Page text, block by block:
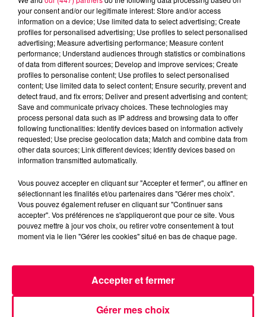
excès de plomb
Du plomb a été détecté dans deux assiettes en
céramique vendues entre 2020 et 2022 par Linvosges.
3 août 2026
PRÉVIFEUX : "il faut avoir une culture du risque"
your consent and/or our legitimate interest: Store and/or access
information on a device; Use limited data to select advertising; Create
profiles for personalised advertising; Use profiles to select personalised
advertising; Measure advertising performance; Measure content
performance; Understand audiences through statistics or combinations
of data from different sources; Develop and improve services; Create
profiles to personalise content; Use profiles to select personalised
content; Use limited data to select content; Ensure security, prevent and
detect fraud, and fix errors; Deliver and present advertising and content;
Save and communicate privacy choices. These technologies may
process personal data such as IP address and browsing data to offer
following functionalities: Identify devices based on information actively
requested; Use precise geolocation data; Match and combine data from
other data sources; Link different devices; Identify devices based on
information transmitted automatically.
Vous pouvez accepter en cliquant sur "Accepter et fermer", ou affiner en
sélectionnant les finalités et/ou partenaires dans "Gérer mes choix".
Vous pouvez également refuser en cliquant sur "Continuer sans
accepter". Vos préférences ne s'appliqueront que pour ce site. Vous
pouvez mettre à jour vos choix, ou retirer votre consentement à tout
moment via le lien "Gérer les cookies" situé en bas de chaque page.
Gérer mes choix
Accepter et fermer